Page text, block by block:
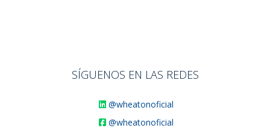
SÍGUENOS EN LAS REDES
@wheatonoficial
@wheatonoficial